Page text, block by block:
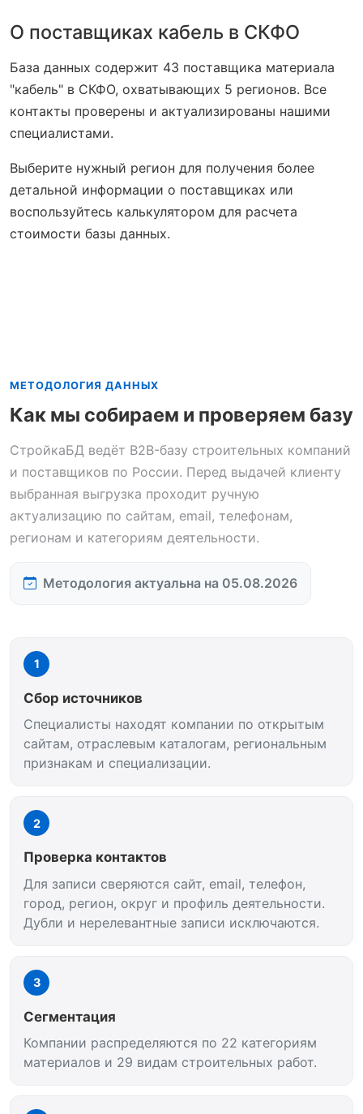
О поставщиках кабель в СКФО
База данных содержит 43 поставщика материала
"кабель" в СКФО, охватывающих 5 регионов. Все
контакты проверены и актуализированы нашими
специалистами.
Выберите нужный регион для получения более
детальной информации о поставщиках или
воспользуйтесь калькулятором для расчета
стоимости базы данных.
МЕТОДОЛОГИЯ ДАННЫХ
Как мы собираем и проверяем базу
СтройкаБД ведёт B2B-базу строительных компаний
и поставщиков по России. Перед выдачей клиенту
выбранная выгрузка проходит ручную
актуализацию по сайтам, email, телефонам,
регионам и категориям деятельности.
Методология актуальна на 05.08.2026
1
Сбор источников
Специалисты находят компании по открытым
сайтам, отраслевым каталогам, региональным
признакам и специализации.
2
Проверка контактов
Для записи сверяются сайт, email, телефон,
город, регион, округ и профиль деятельности.
Дубли и нерелевантные записи исключаются.
3
Сегментация
Компании распределяются по 22 категориям
материалов и 29 видам строительных работ.